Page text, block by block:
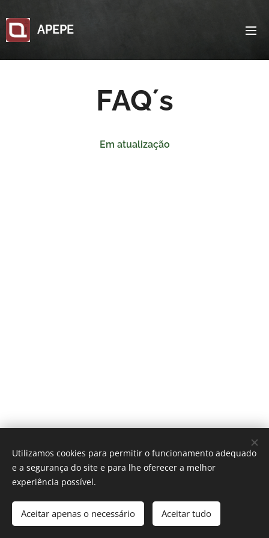
APEPE
FAQ´s
Em atualização
Desenvolvido porWebnode Cookies
Utilizamos cookies para permitir o funcionamento adequado
e a segurança do site e para lhe oferecer a melhor
experiência possível.
Aceitar apenas o necessário Aceitar tudo